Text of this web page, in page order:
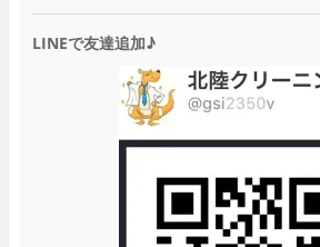
LINEで友達追加♪